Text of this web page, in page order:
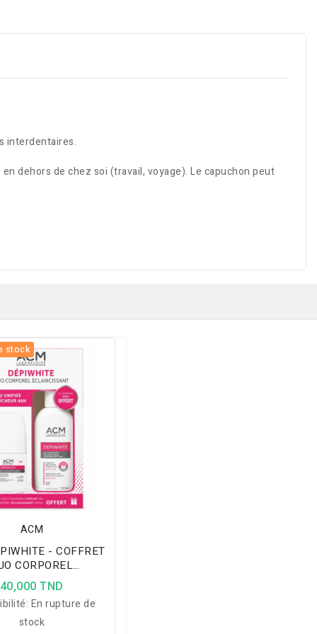
interdentaires.
dehors de chez soi (travail, voyage). Le capuchon peut
stock
ACM
- COFFRET
CORPOREL
40,000 TND
En rupture de
stock